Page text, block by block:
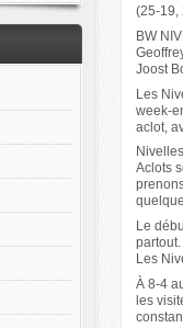
(25-19,
BW
Joost
Les
week-
aclot,
Aclots
Le
Les
À 8-4
les